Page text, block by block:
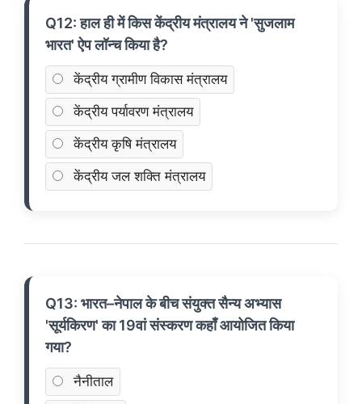
Q12: हाल ही में किस केंद्रीय मंत्रालय ने 'सुजलाम
भारत' ऐप लॉन्च किया है?
केंद्रीय ग्रामीण विकास मंत्रालय
केंद्रीय पर्यावरण मंत्रालय
केंद्रीय कृषि मंत्रालय
केंद्रीय जल शक्ति मंत्रालय
Q13: भारत–नेपाल के बीच संयुक्त सैन्य अभ्यास
'सूर्यकिरण' का 19वां संस्करण कहाँ आयोजित किया
गया?
नैनीताल